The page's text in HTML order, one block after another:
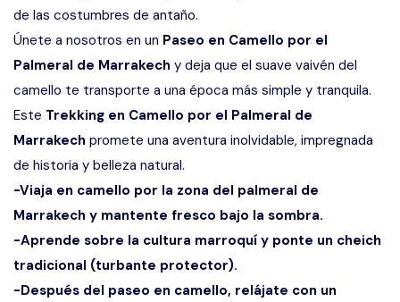
de las costumbres de antaño.
Únete a nosotros en un Paseo en Camello por el
Palmeral de Marrakech y deja que el suave vaivén del
camello te transporte a una época más simple y tranquila.
Este Trekking en Camello por el Palmeral de
Marrakech promete una aventura inolvidable, impregnada
de historia y belleza natural.
-Viaja en camello por la zona del palmeral de
Marrakech y mantente fresco bajo la sombra.
-Aprende sobre la cultura marroquí y ponte un cheich
tradicional (turbante protector).
-Después del paseo en camello, relájate con un